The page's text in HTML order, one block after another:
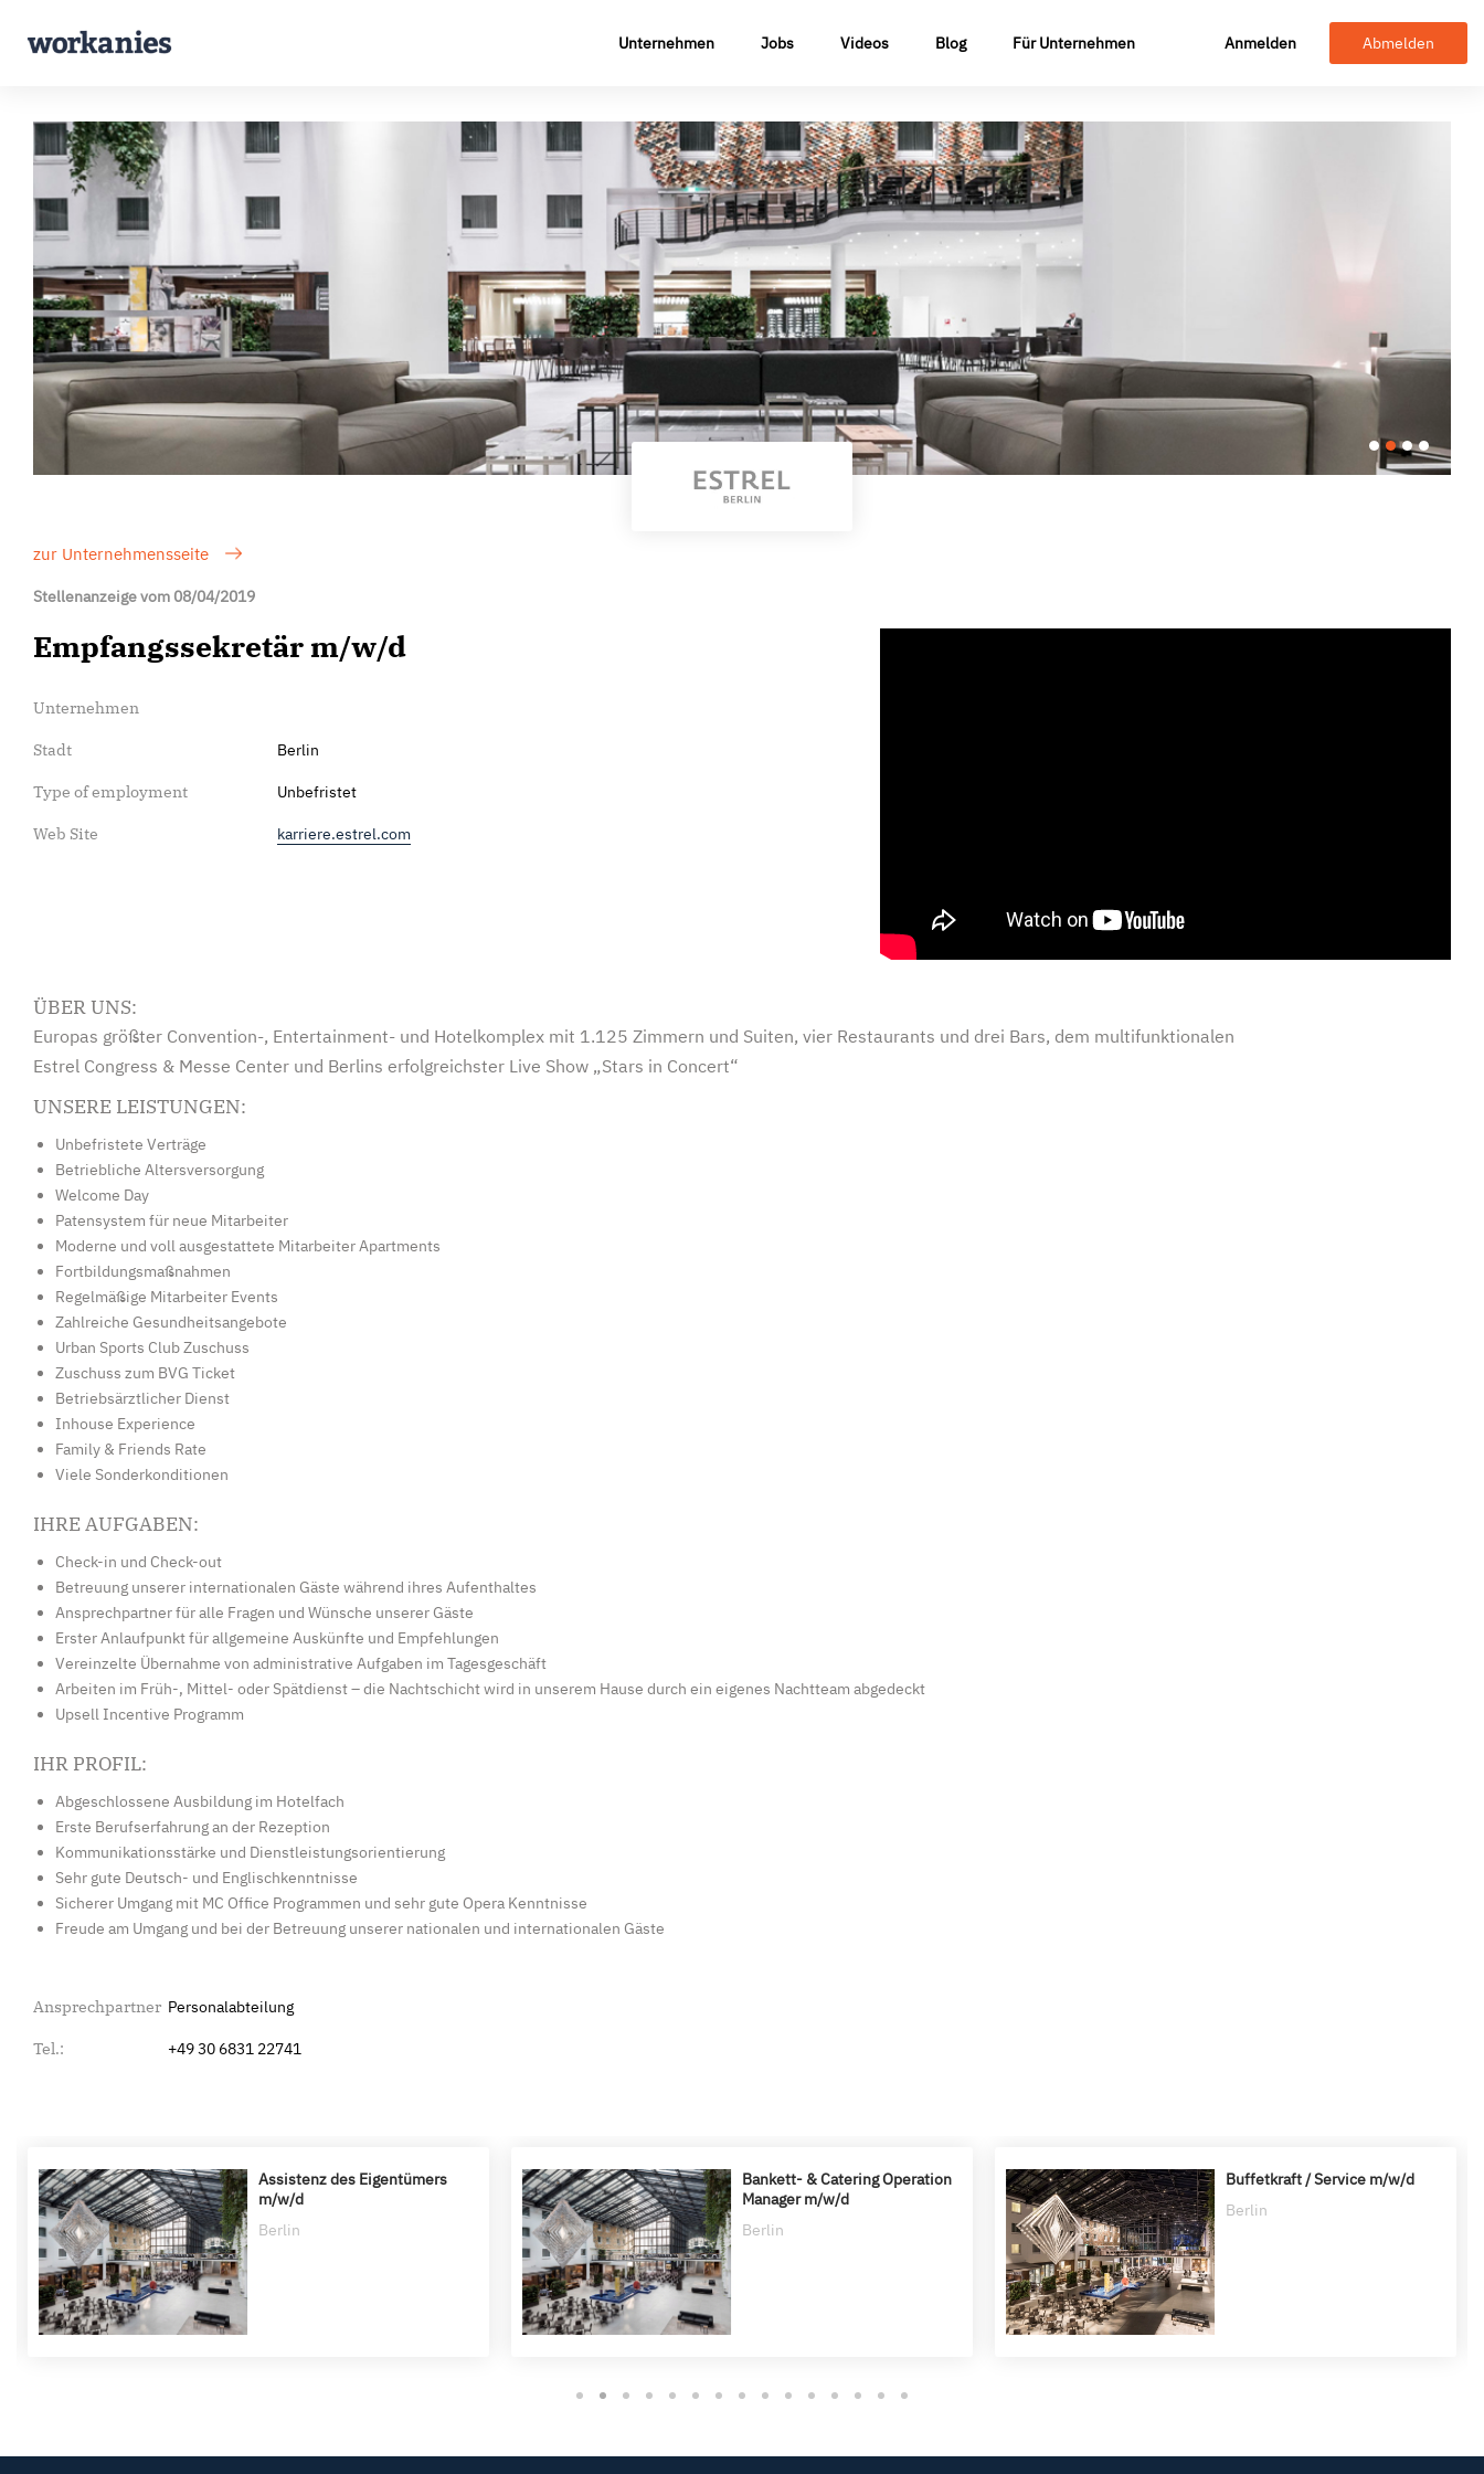
Unternehmen Jobs Videos Blog Für Unternehmen Anmelden Abmelden
zur Unternehmensseite
Stellenanzeige vom 08/04/2019
Empfangssekretär m/w/d
Unternehmen
Stadt Berlin
Type of employment Unbefristet
Web Site karriere.estrel.com
ÜBER UNS:
Europas größter Convention-, Entertainment- und Hotelkomplex mit 1.125 Zimmern und Suiten, vier Restaurants und drei Bars, dem multifunktionalen
Estrel Congress & Messe Center und Berlins erfolgreichster Live Show „Stars in Concert“
UNSERE LEISTUNGEN:
Unbefristete Verträge
Betriebliche Altersversorgung
Welcome Day
Patensystem für neue Mitarbeiter
Moderne und voll ausgestattete Mitarbeiter Apartments
Fortbildungsmaßnahmen
Regelmäßige Mitarbeiter Events
Zahlreiche Gesundheitsangebote
Urban Sports Club Zuschuss
Zuschuss zum BVG Ticket
Betriebsärztlicher Dienst
Inhouse Experience
Family & Friends Rate
Viele Sonderkonditionen
IHRE AUFGABEN:
Check-in und Check-out
Betreuung unserer internationalen Gäste während ihres Aufenthaltes
Ansprechpartner für alle Fragen und Wünsche unserer Gäste
Erster Anlaufpunkt für allgemeine Auskünfte und Empfehlungen
Vereinzelte Übernahme von administrative Aufgaben im Tagesgeschäft
Arbeiten im Früh-, Mittel- oder Spätdienst – die Nachtschicht wird in unserem Hause durch ein eigenes Nachtteam abgedeckt
Upsell Incentive Programm
IHR PROFIL:
Abgeschlossene Ausbildung im Hotelfach
Erste Berufserfahrung an der Rezeption
Kommunikationsstärke und Dienstleistungsorientierung
Sehr gute Deutsch- und Englischkenntnisse
Sicherer Umgang mit MC Office Programmen und sehr gute Opera Kenntnisse
Freude am Umgang und bei der Betreuung unserer nationalen und internationalen Gäste
Ansprechpartner Personalabteilung
Tel.: +49 30 6831 22741
Assistenz des Eigentümers
m/w/d
Berlin
Bankett- & Catering Operation
Manager m/w/d
Berlin
Buffetkraft / Service m/w/d
Berlin